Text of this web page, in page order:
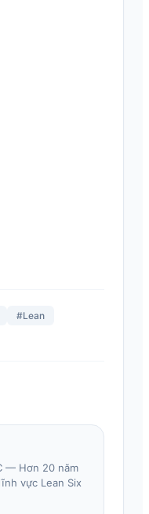
#Lean
— Hơn 20 năm
vực Lean Six